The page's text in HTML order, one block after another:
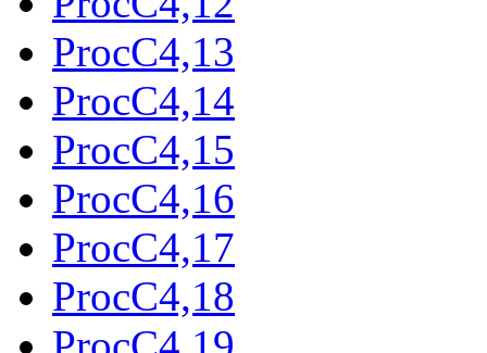
ProcC4,13
ProcC4,14
ProcC4,15
ProcC4,16
ProcC4,17
ProcC4,18